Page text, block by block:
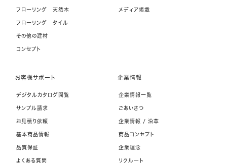
フローリング 天然木
フローリング タイル
その他の建材
コンセプト
メディア掲載
お客様サポート
デジタルカタログ閲覧
サンプル請求
お見積り依頼
基本商品情報
品質保証
よくある質問
企業情報
企業情報一覧
ごあいさつ
企業情報 / 沿革
商品コンセプト
企業理念
リクルート